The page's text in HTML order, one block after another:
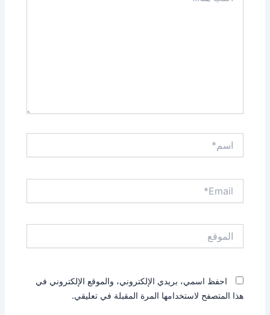
احفظ اسمي، بريدي الإلكتروني، والموقع الإلكتروني في
هذا المتصفح لاستخدامها المرة المقبلة في تعليقي.